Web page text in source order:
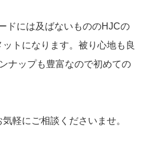
ドには及ばないもののHJCの
トになります。被り心地も良
ナップも豊富なので初めての
軽にご相談くださいませ。